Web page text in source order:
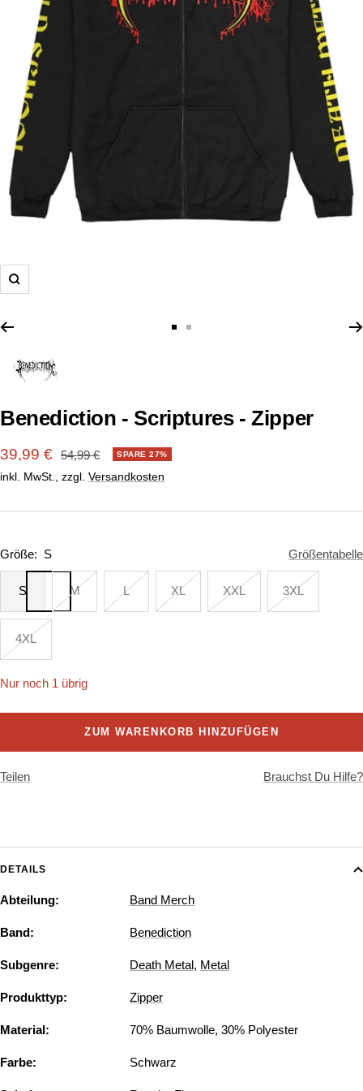
Zoom
Benediction - Scriptures - Zipper
Angebotspreis
39,99 € Regulärer
Preis
54,99 € SPARE 27%
inkl. MwSt., zzgl. Versandkosten
Größe: S Größentabelle
S M L XL XXL 3XL
4XL
Nur noch 1 übrig
ZUM WARENKORB HINZUFÜGEN
Teilen Brauchst Du Hilfe?
DETAILS
Abteilung: Band Merch
Band: Benediction
Subgenre: Death Metal, Metal
Produkttyp: Zipper
Material: 70% Baumwolle, 30% Polyester
Farbe: Schwarz